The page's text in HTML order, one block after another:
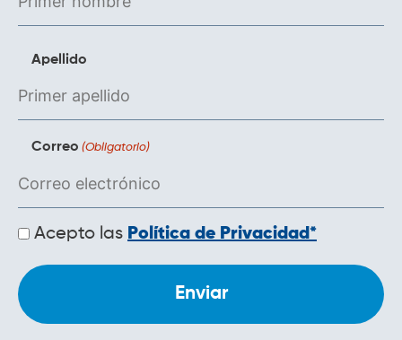
Apellido
Correo (Obligatorio)
Políticas
de
Acepto las Política de Privacidad*